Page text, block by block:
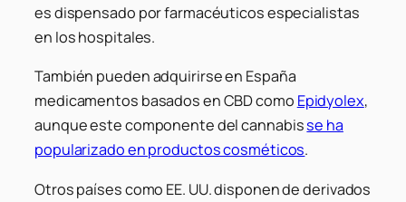
es dispensado por farmacéuticos especialistas
en los hospitales.
También pueden adquirirse en España
medicamentos basados en CBD como Epidyolex,
aunque este componente del cannabisse ha
popularizado en productos cosméticos.
Otros países como EE. UU. disponen de derivados